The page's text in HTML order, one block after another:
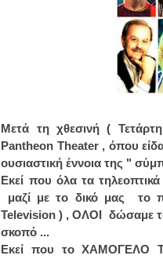
Μετά τη χθεσινή (
Pantheon Theater , όπου
ουσιαστική έννοια της "
Εκεί που όλα τα
μαζί με το δικό μας το
Television ) , ΟΛΟΙ δώσαμε
σκοπό ...
Εκεί που το ΧΑΜΟΓΕΛΟ